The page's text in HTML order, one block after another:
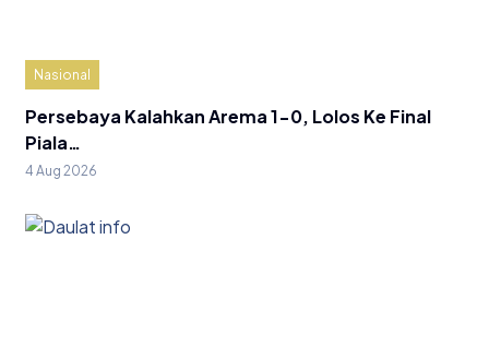
Nasional
Persebaya Kalahkan Arema 1-0, Lolos Ke Final
Piala…
4 Aug 2026